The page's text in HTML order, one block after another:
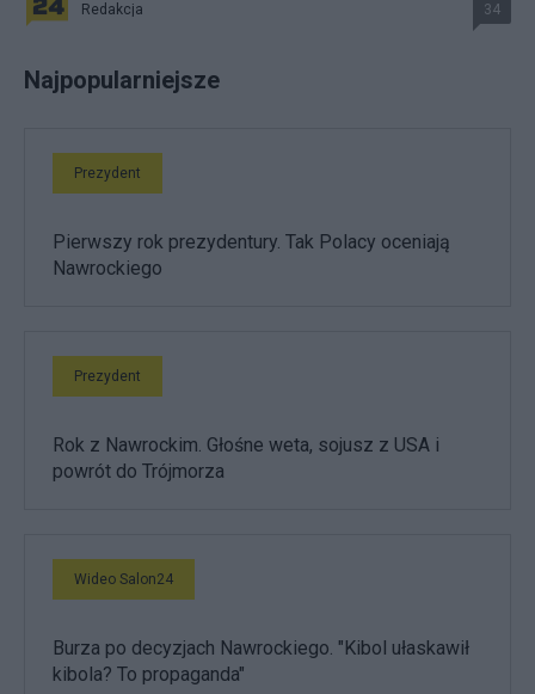
Redakcja 34
Najpopularniejsze
Prezydent
Pierwszy rok prezydentury. Tak Polacy oceniają
Nawrockiego
Prezydent
Rok z Nawrockim. Głośne weta, sojusz z USA i
powrót do Trójmorza
Wideo Salon24
Burza po decyzjach Nawrockiego. "Kibol ułaskawił
kibola? To propaganda"